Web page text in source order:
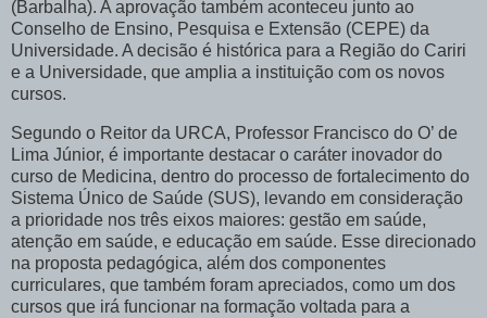
(Barbalha). A aprovação também aconteceu junto ao
Conselho de Ensino, Pesquisa e Extensão (CEPE) da
Universidade. A decisão é histórica para a Região do Cariri
e a Universidade, que amplia a instituição com os novos
cursos.
Segundo o Reitor da URCA, Professor Francisco do O’ de
Lima Júnior, é importante destacar o caráter inovador do
curso de Medicina, dentro do processo de fortalecimento do
Sistema Único de Saúde (SUS), levando em consideração
a prioridade nos três eixos maiores: gestão em saúde,
atenção em saúde, e educação em saúde. Esse direcionado
na proposta pedagógica, além dos componentes
curriculares, que também foram apreciados, como um dos
cursos que irá funcionar na formação voltada para a